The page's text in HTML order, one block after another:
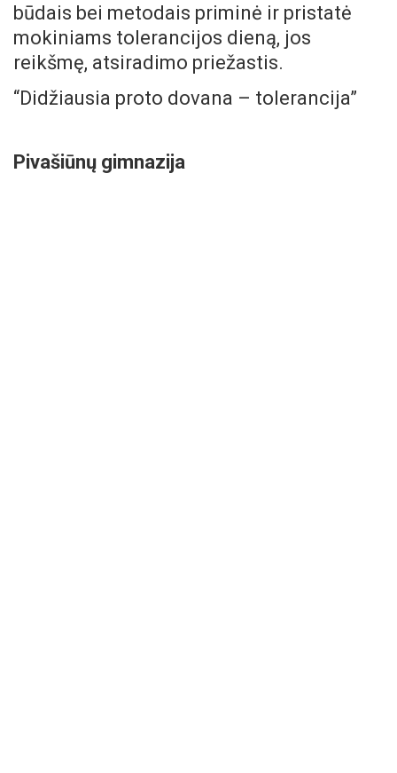
būdais bei metodais priminė ir pristatė
mokiniams tolerancijos dieną, jos
reikšmę, atsiradimo priežastis.
“Didžiausia proto dovana – tolerancija”
Pivašiūnų gimnazija